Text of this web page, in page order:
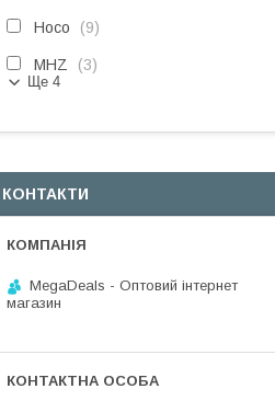
Hoco 9
MHZ 3
Ще 4
КОНТАКТИ
MegaDeals - Оптовий інтернет
магазин